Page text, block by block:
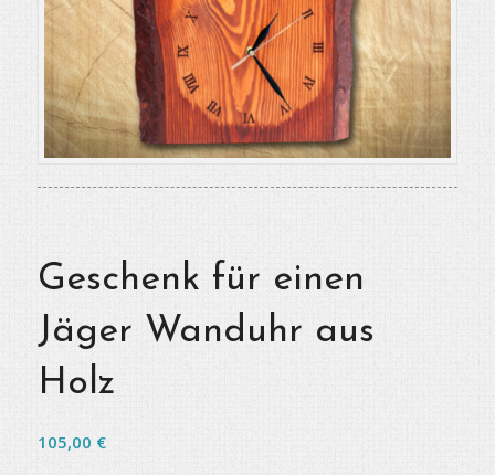
Geschenk für einen
Jäger Wanduhr aus
Holz
105,00 €